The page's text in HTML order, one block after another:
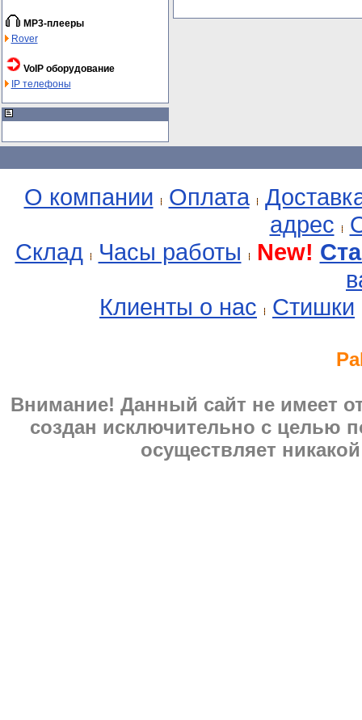
MP3-плееры
Rover
VoIP оборудование
IP телефоны
О компании Оплата
адрес
Склад
Часы работы New!
Клиенты о нас
Стишки
Внимание! Данный сайт не имеет
создан исключительно с целью
осуществляет